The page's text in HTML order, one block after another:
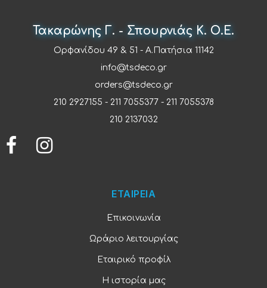
Τακαρώνης Γ. - Σπουρνιάς Κ. Ο.Ε.
Ορφανίδου 49 & 51 - Α.Πατήσια 11142
info@tsdeco.gr
orders@tsdeco.gr
210 2927155 - 211 7055377- 211 7055378
210 2137032
ΕΤΑΙΡΕΙΑ
Επικοινωνία
Ωράριο λειτουργίας
Εταιρικό προφίλ
Η ιστορία μας